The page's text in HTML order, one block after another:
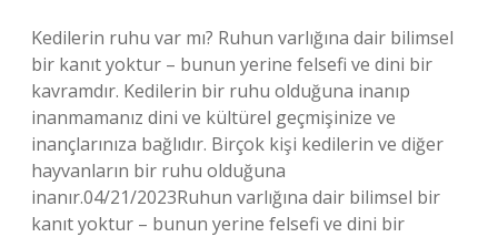
Kedilerin ruhu var mı? Ruhun varlığına dair bilimsel
bir kanıt yoktur – bunun yerine felsefi ve dini bir
kavramdır. Kedilerin bir ruhu olduğuna inanıp
inanmamanız dini ve kültürel geçmişinize ve
inançlarınıza bağlıdır. Birçok kişi kedilerin ve diğer
hayvanların bir ruhu olduğuna
inanır.04/21/2023Ruhun varlığına dair bilimsel bir
kanıt yoktur – bunun yerine felsefi ve dini bir